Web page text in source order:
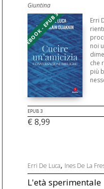
Giuntina
EBOOK - EPUB 3
Erri
noi
che
più
EPUB 3
€ 8,99
Erri De Luca, Ines De La
L'età sperimentale